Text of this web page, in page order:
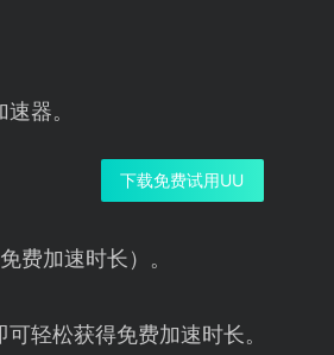
器。
下载免费试用UU
费加速时长）。
轻松获得免费加速时长。